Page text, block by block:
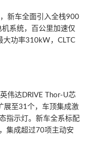
新车全面引入全栈900
系统，百公里加速仅
大功率310kW，CLTC
伟达DRIVE Thor-U芯
展至31个，车顶集成激
指示灯。新车全系标配
集成超过70项主动安